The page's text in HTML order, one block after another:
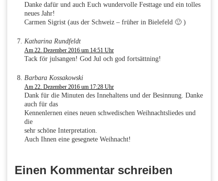
Danke dafür und auch Euch wundervolle Festtage und ein tolles
neues Jahr!
Carmen Sigrist (aus der Schweiz – früher in Bielefeld 🙂 )
Katharina Rundfeldt
Am 22. Dezember 2016 um 14:51 Uhr
Tack för julsangen! God Jul och god fortsättning!
Barbara Kossakowski
Am 22. Dezember 2016 um 17:28 Uhr
Dank für die Minuten des Innehaltens und der Besinnung. Danke
auch für das
Kennenlernen eines neuen schwedischen Weihnachtsliedes und
die
sehr schöne Interpretation.
Auch Ihnen eine gesegnete Weihnacht!
Einen Kommentar schreiben